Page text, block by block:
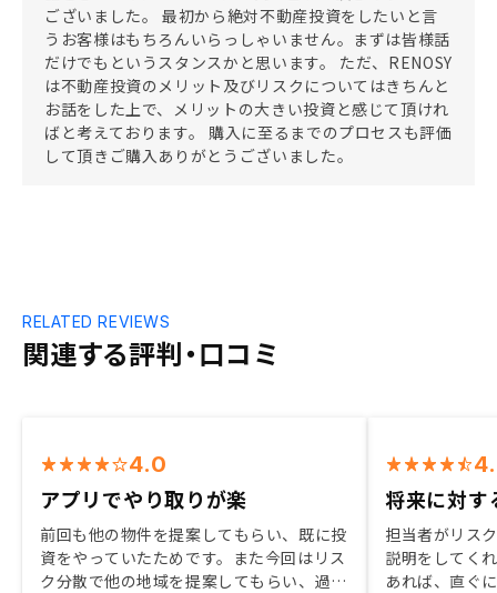
ございました。 最初から絶対不動産投資をしたいと言
うお客様はもちろんいらっしゃいません。まずは皆様話
だけでもというスタンスかと思います。 ただ、RENOSY
は不動産投資のメリット及びリスクについてはきちんと
お話をした上で、メリットの大きい投資と感じて頂けれ
ばと考えております。 購入に至るまでのプロセスも評価
して頂きご購入ありがとうございました。
関連する評判・口コミ
RELATED REVIEWS
4.0
アプリでやり取りが楽
前回も他の物件を提案してもらい、既に投
資をやっていたためです。また今回はリス
ク分散で他の地域を提案してもらい、過去
将来に対す
担当者がリス
説明をしてく
あれば、直ぐ